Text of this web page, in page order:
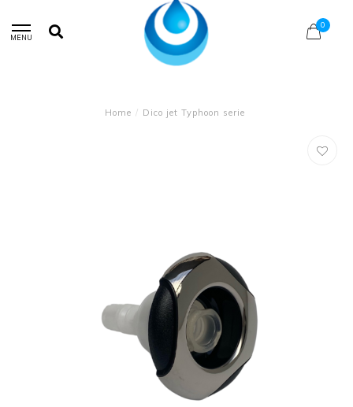
MENU
0
Home / Dico jet Typhoon serie